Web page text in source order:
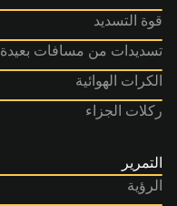
قوة التسديد
تسديدات من مسافات بعيدة
الكرات الهوائية
ركلات الجزاء
التمرير
الرؤية